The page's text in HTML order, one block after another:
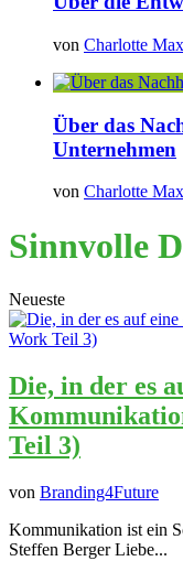
von Charlotte
Über das
Unternehmen
von Charlotte
Sinnvolle
Neueste
Die, in der es
Teil 3)
von Branding4Future
Kommunikation ist ein
Steffen Berger Liebe...